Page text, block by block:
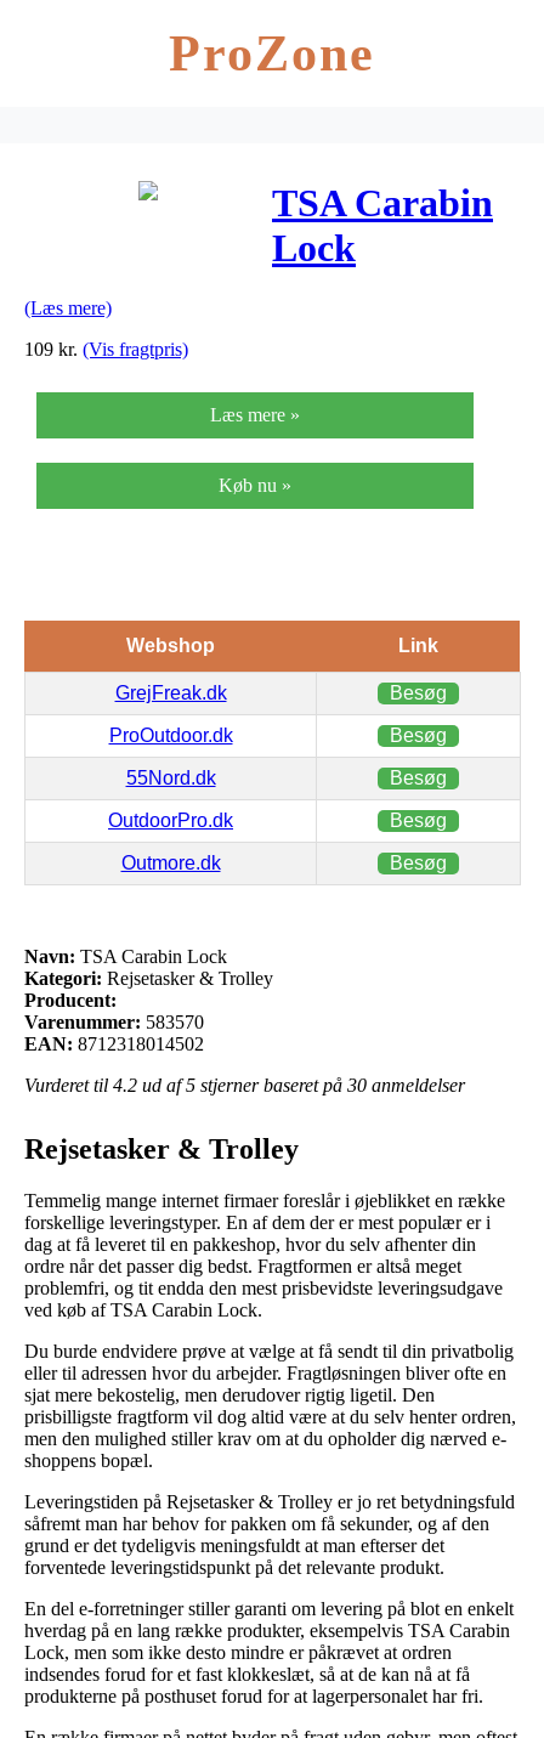
ProZone
TSA Carabin
Lock
(Læs mere)
109 kr. (Vis fragtpris)
Læs mere »
Køb nu »
Webshop Link
GrejFreak.dk Besøg
ProOutdoor.dk Besøg
55Nord.dk Besøg
OutdoorPro.dk Besøg
Outmore.dk Besøg
Navn: TSA Carabin Lock
Kategori: Rejsetasker & Trolley
Producent:
Varenummer: 583570
EAN: 8712318014502
Vurderet til 4.2 ud af 5 stjerner baseret på 30 anmeldelser
Rejsetasker & Trolley
Temmelig mange internet firmaer foreslår i øjeblikket en række
forskellige leveringstyper. En af dem der er mest populær er i
dag at få leveret til en pakkeshop, hvor du selv afhenter din
ordre når det passer dig bedst. Fragtformen er altså meget
problemfri, og tit endda den mest prisbevidste leveringsudgave
ved køb af TSA Carabin Lock.
Du burde endvidere prøve at vælge at få sendt til din privatbolig
eller til adressen hvor du arbejder. Fragtløsningen bliver ofte en
sjat mere bekostelig, men derudover rigtig ligetil. Den
prisbilligste fragtform vil dog altid være at du selv henter ordren,
men den mulighed stiller krav om at du opholder dig nærved e-
shoppens bopæl.
Leveringstiden på Rejsetasker & Trolley er jo ret betydningsfuld
såfremt man har behov for pakken om få sekunder, og af den
grund er det tydeligvis meningsfuldt at man efterser det
forventede leveringstidspunkt på det relevante produkt.
En del e-forretninger stiller garanti om levering på blot en enkelt
hverdag på en lang række produkter, eksempelvis TSA Carabin
Lock, men som ikke desto mindre er påkrævet at ordren
indsendes forud for et fast klokkeslæt, så at de kan nå at få
produkterne på posthuset forud for at lagerpersonalet har fri.